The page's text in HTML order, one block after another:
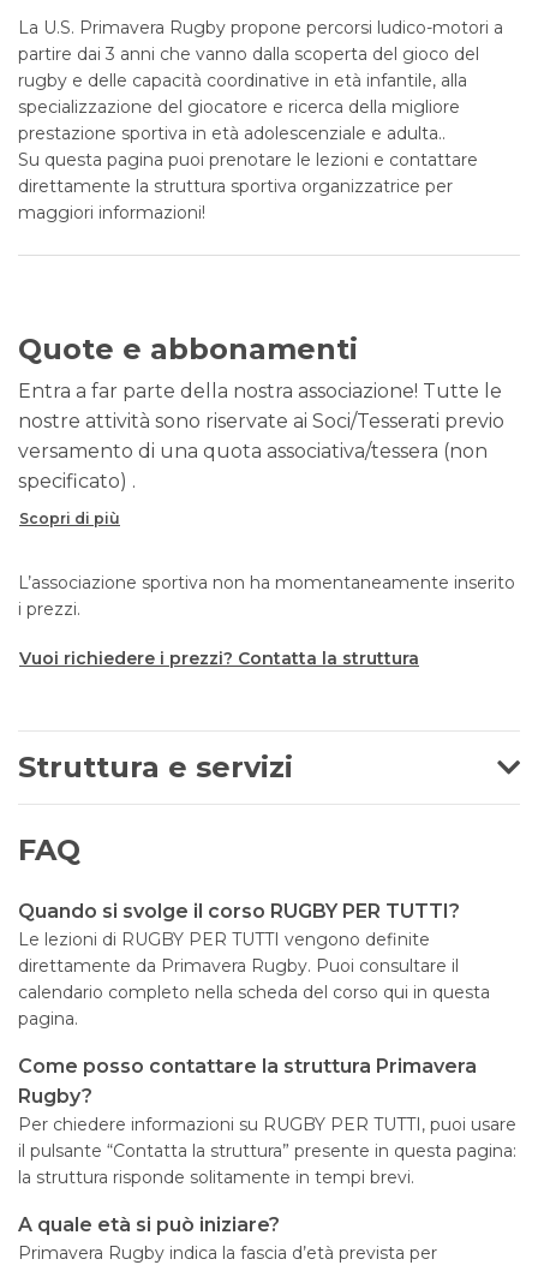
La U.S. Primavera Rugby propone percorsi ludico-motori a
partire dai 3 anni che vanno dalla scoperta del gioco del
rugby e delle capacità coordinative in età infantile, alla
specializzazione del giocatore e ricerca della migliore
prestazione sportiva in età adolescenziale e adulta..
Su questa pagina puoi prenotare le lezioni e contattare
direttamente la struttura sportiva organizzatrice per
maggiori informazioni!
Quote e abbonamenti
Entra a far parte della nostra associazione! Tutte le
nostre attività sono riservate ai Soci/Tesserati previo
versamento di una quota associativa/tessera (non
specificato) .
Scopri di più
L’associazione sportiva non ha momentaneamente inserito
i prezzi.
Vuoi richiedere i prezzi? Contatta la struttura
Struttura e servizi
FAQ
Quando si svolge il corso RUGBY PER TUTTI?
Le lezioni di RUGBY PER TUTTI vengono definite
direttamente da Primavera Rugby. Puoi consultare il
calendario completo nella scheda del corso qui in questa
pagina.
Come posso contattare la struttura Primavera
Rugby?
Per chiedere informazioni su RUGBY PER TUTTI, puoi usare
il pulsante “Contatta la struttura” presente in questa pagina:
la struttura risponde solitamente in tempi brevi.
A quale età si può iniziare?
Primavera Rugby indica la fascia d’età prevista per